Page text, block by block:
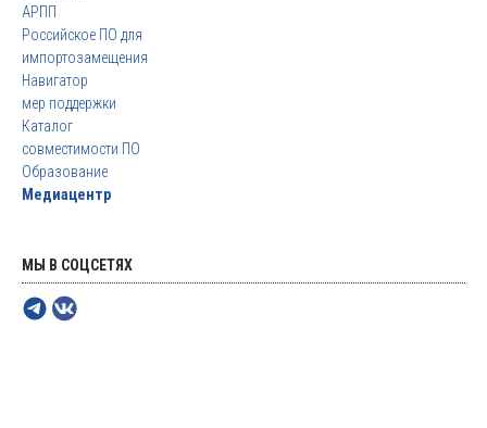
АРПП
Российское ПО для
импортозамещения
Навигатор
мер поддержки
Каталог
совместимости ПО
Образование
Медиацентр
МЫ В СОЦСЕТЯХ